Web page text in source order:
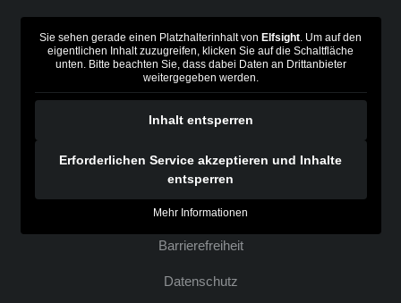
Sie sehen gerade einen Platzhalterinhalt von Elfsight. Um auf den
eigentlichen Inhalt zuzugreifen, klicken Sie auf die Schaltfläche
unten. Bitte beachten Sie, dass dabei Daten an Drittanbieter
weitergegeben werden.
Inhalt entsperren
Erforderlichen Service akzeptieren und Inhalte
entsperren
Mehr Informationen
Bar­rie­re­frei­heit
Daten­schutz